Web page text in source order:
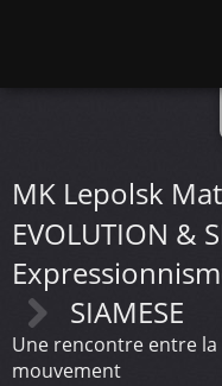
MK Lepolsk
EVOLUTION &
SIAMESE
Une rencontre entre
mouvement